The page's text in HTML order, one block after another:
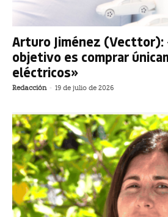
Arturo Jiménez
objetivo es comprar
eléctricos»
Redacción - 19 de julio de 2026